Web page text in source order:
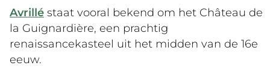
vroegboekkortingentot last-minute
aanbiedingen in de zomer of tijdens
verlengde weekends.
Avrillé staat vooral bekend om het Château de
la Guignardière, een prachtig
renaissancekasteel uit het midden van de 16e
eeuw.